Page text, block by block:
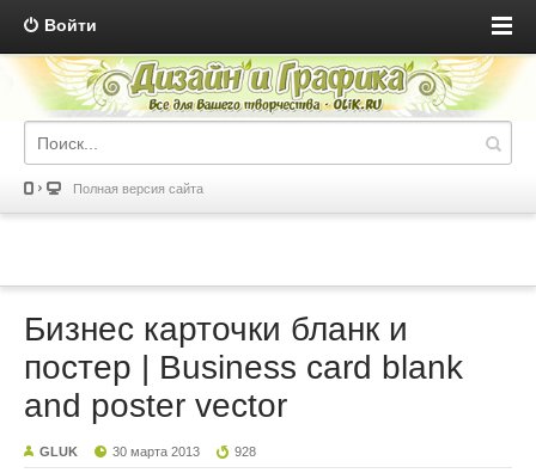
Войти
Полная версия сайта
Бизнес карточки бланк и
постер | Business card blank
and poster vector
GLUK 30 марта 2013 928